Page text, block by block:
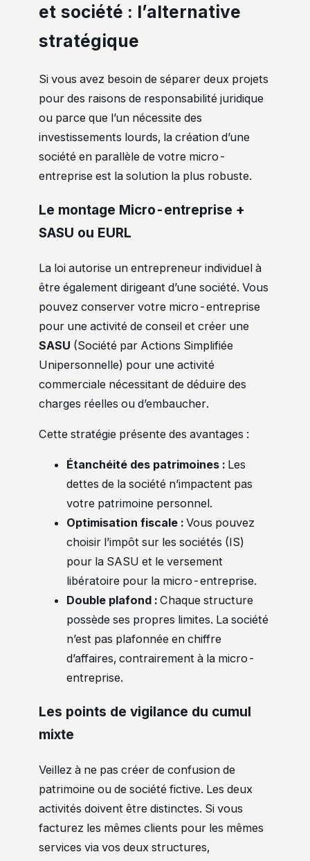
et société : l’alternative
stratégique
Si vous avez besoin de séparer deux projets
pour des raisons de responsabilité juridique
ou parce que l’un nécessite des
investissements lourds, la création d’une
société en parallèle de votre micro-
entreprise est la solution la plus robuste.
Le montage Micro-entreprise +
SASU ou EURL
La loi autorise un entrepreneur individuel à
être également dirigeant d’une société. Vous
pouvez conserver votre micro-entreprise
pour une activité de conseil et créer une
SASU (Société par Actions Simplifiée
Unipersonnelle) pour une activité
commerciale nécessitant de déduire des
charges réelles ou d’embaucher.
Cette stratégie présente des avantages :
Étanchéité des patrimoines : Les
dettes de la société n’impactent pas
votre patrimoine personnel.
Optimisation fiscale : Vous pouvez
choisir l’impôt sur les sociétés (IS)
pour la SASU et le versement
libératoire pour la micro-entreprise.
Double plafond : Chaque structure
possède ses propres limites. La société
n’est pas plafonnée en chiffre
d’affaires, contrairement à la micro-
entreprise.
Les points de vigilance du cumul
mixte
Veillez à ne pas créer de confusion de
patrimoine ou de société fictive. Les deux
activités doivent être distinctes. Si vous
facturez les mêmes clients pour les mêmes
services via vos deux structures,